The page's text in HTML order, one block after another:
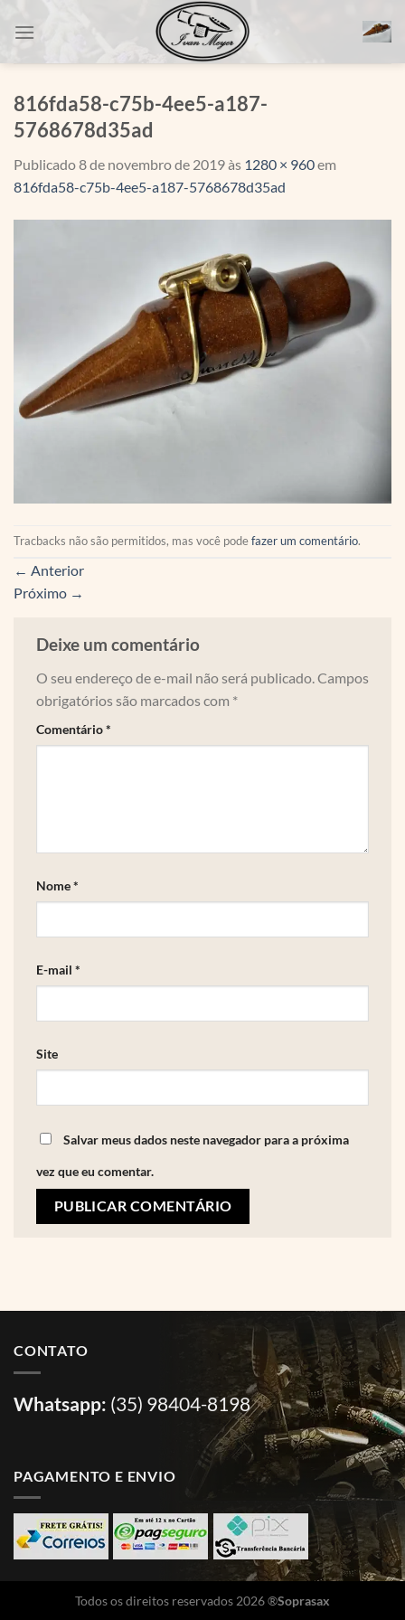
816fda58-c75b-4ee5-a187-
5768678d35ad
Publicado8 de novembro de 2019às 1280 × 960em
816fda58-c75b-4ee5-a187-5768678d35ad
Tracbacks não são permitidos, mas você podefazer um comentário.
← Anterior
Próximo →
Deixe um comentário
O seu endereço de e-mail não será publicado.Campos
obrigatórios são marcados com *
Comentário*
Nome*
E-mail *
Site
Salvar meus dados neste navegador para a próxima
vez que eu comentar.
CONTATO
Whatsapp: (35) 98404-8198
PAGAMENTO E ENVIO
Todos os direitos reservados 2026 ®Soprasax